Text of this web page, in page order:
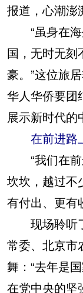
报道，心潮澎
“虽身在海
国，无时无刻
豪。”这位旅
华人华侨要团
展示新时代的
在前进路
“我们在前
坎坎，越过不
有付出、更有
现场聆听了
常委、北京市
舞：“去年是
在党中央的坚